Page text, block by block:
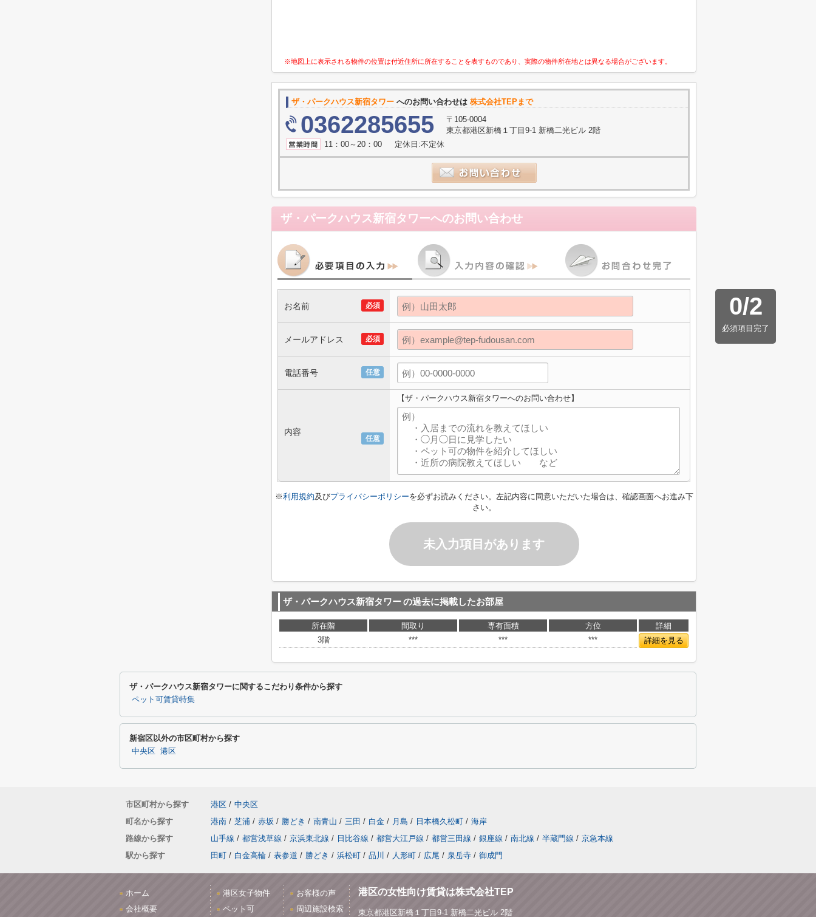
※地図上に表示される物件の位置は付近住所に所在することを表すものであり、実際の物件所在地とは異なる場合がございます。
ザ・パークハウス新宿タワー へのお問い合わせは 株式会社TEPまで
0362285655
〒105-0004
東京都港区新橋１丁目9-1 新橋二光ビル 2階
11：00～20：00 定休日:不定休
ザ・パークハウス新宿タワーへのお問い合わせ
0/2
必須項目完了
必須
お名前
必須
メールアドレス
任意
電話番号
任意
内容
【ザ・パークハウス新宿タワーへのお問い合わせ】
※利用規約及びプライバシーポリシーを必ずお読みください。左記内容に同意いただいた場合は、確認画面へお進み下
さい。
未入力項目があります
ザ・パークハウス新宿タワーの過去に掲載したお部屋
所在階 間取り 専有面積 方位
詳細
3階
*** *** *** 詳細を見る
ザ・パークハウス新宿タワーに関するこだわり条件から探す
ペット可賃貸特集
新宿区以外の市区町村から探す
中央区 港区
市区町村から探す 港区 / 中央区
町名から探す
港南 / 芝浦 / 赤坂 / 勝どき / 南青山 / 三田 / 白金 / 月島 / 日本橋久松町 / 海岸
路線から探す
山手線 / 都営浅草線 / 京浜東北線 / 日比谷線 / 都営大江戸線 / 都営三田線 / 銀座線 / 南北線 / 半蔵門線 / 京急本線
駅から探す
田町 / 白金高輪 / 表参道 / 勝どき / 浜松町 / 品川 / 人形町 / 広尾 / 泉岳寺 / 御成門
ホーム
会社概要
港区女子物件
ペット可
お客様の声
周辺施設検索
港区の女性向け賃貸は株式会社TEP
東京都港区新橋１丁目9-1 新橋二光ビル 2階